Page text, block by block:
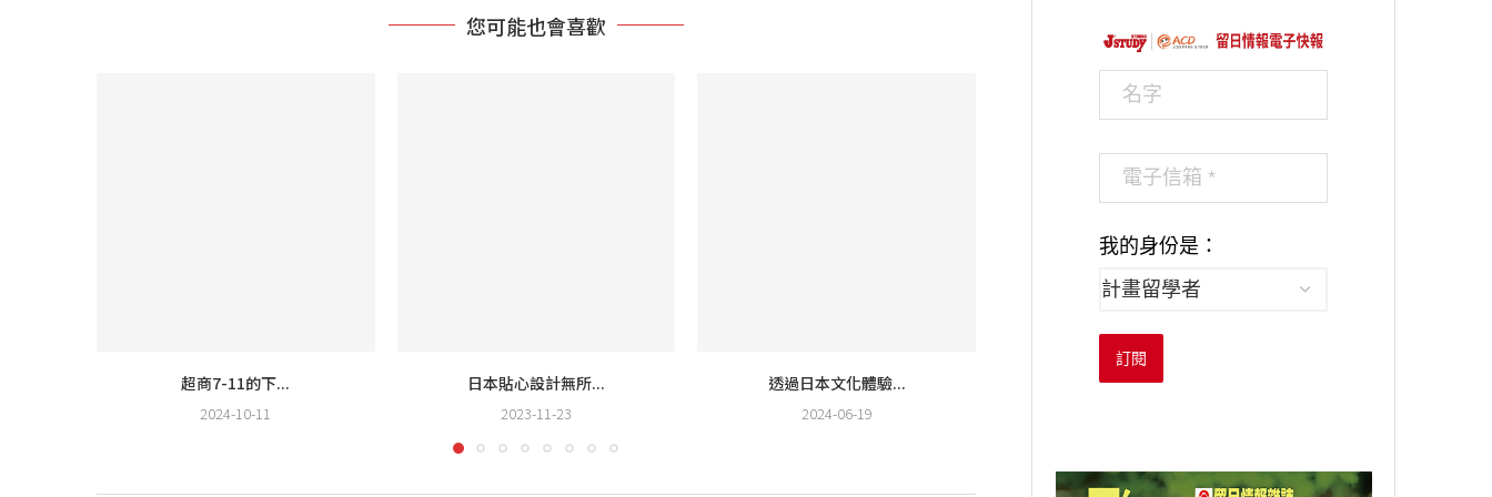
您可能也會喜歡
超商7-11的下...
2024-10-11
日本貼心設計無所...
2023-11-23
透過日本文化體驗...
2024-06-19
打工不只能吃到懷...
我的身份是：
訂閱